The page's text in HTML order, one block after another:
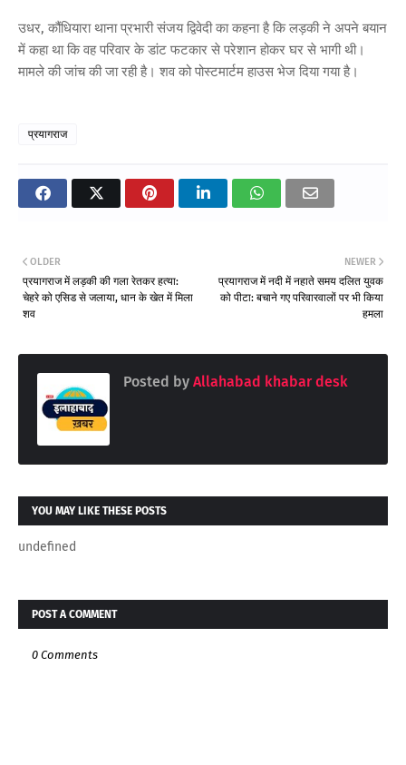
उधर, कौंधियारा थाना प्रभारी संजय द्विवेदी का कहना है कि लड़की ने अपने बयान
में कहा था कि वह परिवार के डांट फटकार से परेशान होकर घर से भागी थी।
मामले की जांच की जा रही है। शव को पोस्टमार्टम हाउस भेज दिया गया है।
प्रयागराज
NEWER
प्रयागराज में नदी में नहाते समय दलित युवक
को पीटा: बचाने गए परिवारवालों पर भी किया
हमला
OLDER
प्रयागराज में लड़की की गला रेतकर हत्या:
चेहरे को एसिड से जलाया, धान के खेत में मिला
शव
Posted by Allahabad khabar desk
YOU MAY LIKE THESE POSTS
undefined
POST A COMMENT
0 Comments